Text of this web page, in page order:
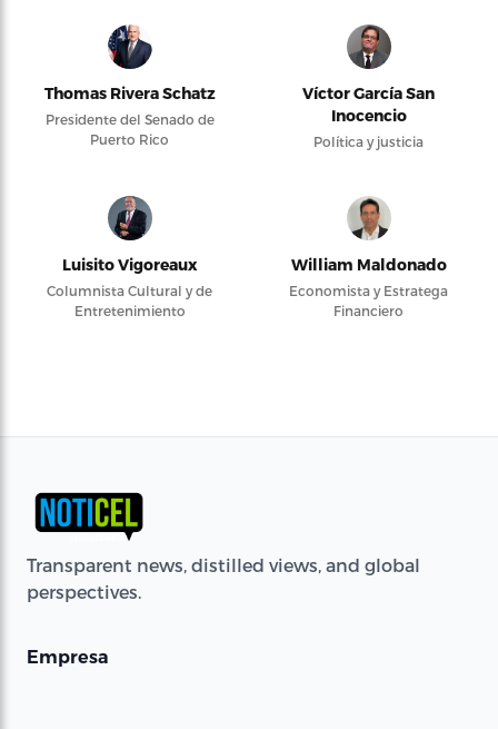
Thomas Rivera Schatz
Presidente del Senado de
Puerto Rico
Víctor García San
Inocencio
Política y justicia
Luisito Vigoreaux
Columnista Cultural y de
Entretenimiento
William Maldonado
Economista y Estratega
Financiero
Transparent news, distilled views, and global
perspectives.
Empresa